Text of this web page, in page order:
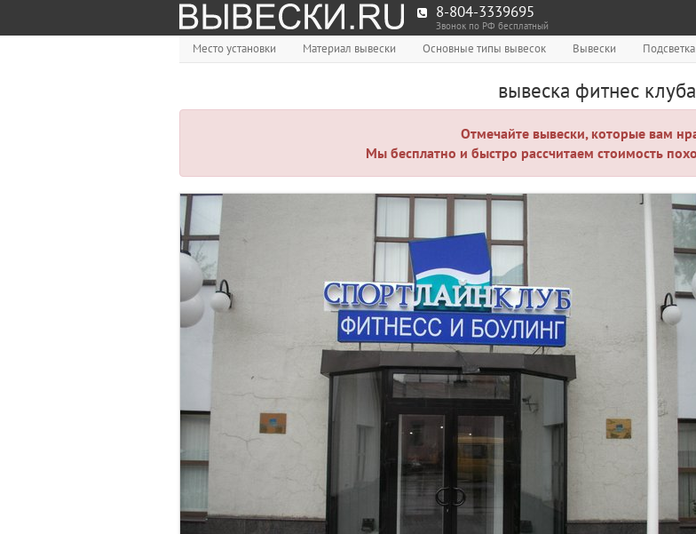
8-804-3339695
Звонок по РФ бесплатный
Место установки Материал вывески Основные типы вывесок Вывески
вывеска фитнес клуба
Отмечайте вывески, которые вам
Мы бесплатно и быстро рассчитаем стоимость